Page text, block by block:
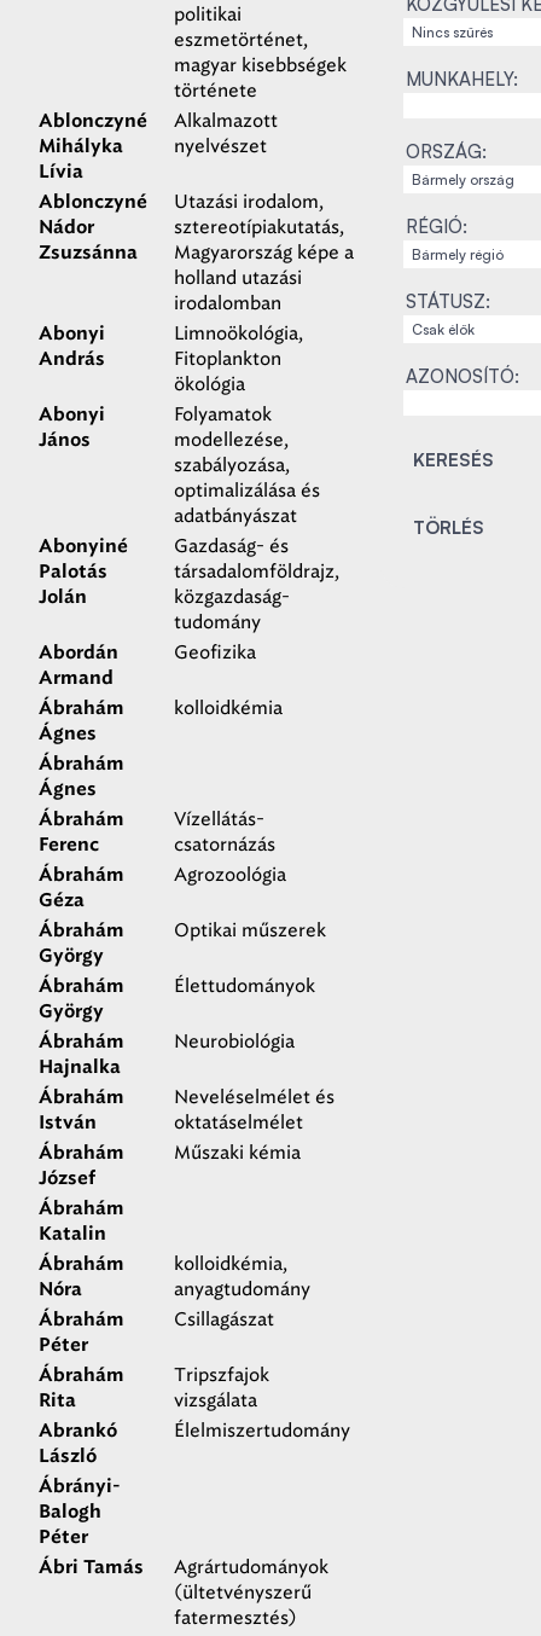
politikai
eszmetörténet,
magyar kisebbségek
története
Ablonczyné
Mihályka
Lívia
Alkalmazott
nyelvészet
Ablonczyné
Nádor
Zsuzsánna
Utazási irodalom,
sztereotípiakutatás,
Magyarország képe a
holland utazási
irodalomban
Abonyi
András
Limnoökológia,
Fitoplankton
ökológia
Abonyi
János
Folyamatok
modellezése,
szabályozása,
optimalizálása és
adatbányászat
Abonyiné
Palotás
Jolán
Gazdaság- és
társadalomföldrajz,
közgazdaság-
tudomány
Abordán
Armand
Geofizika
Ábrahám
Ágnes
kolloidkémia
Ábrahám
Ágnes
Ábrahám
Ferenc
Vízellátás-
csatornázás
Ábrahám
Géza
Agrozoológia
Ábrahám
György
Optikai műszerek
Ábrahám
György
Élettudományok
Ábrahám
Hajnalka
Neurobiológia
Ábrahám
István
Neveléselmélet és
oktatáselmélet
Ábrahám
József
Műszaki kémia
Ábrahám
Katalin
Ábrahám
Nóra
kolloidkémia,
anyagtudomány
Ábrahám
Péter
Csillagászat
Ábrahám
Rita
Tripszfajok
vizsgálata
Abrankó
László
Élelmiszertudomány
Ábrányi-
Balogh
Péter
Ábri Tamás
Agrártudományok
(ültetvényszerű
fatermesztés)
MUNKAHELY:
ORSZÁG:
RÉGIÓ:
STÁTUSZ:
AZONOSÍTÓ: